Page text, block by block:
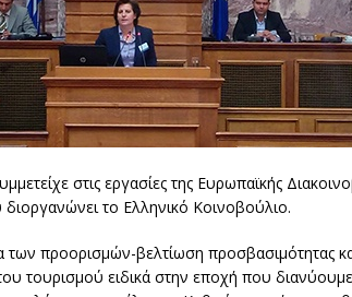
στις εργασίες της Ευρωπαϊκής
το Ελληνικό Κοινοβούλιο.
των προορισμών-βελτίωση προσβασιμότητας
του τουρισμού ειδικά στην εποχή που